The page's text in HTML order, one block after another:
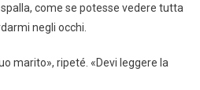
come se potesse vedere tutta
negli occhi.
marito», ripeté. «Devi leggere la